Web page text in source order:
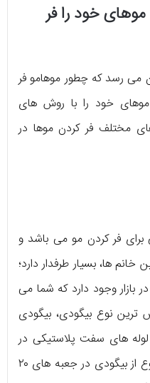
خود را فر
می رسد که چطور موهامو فر
خود را با روش های
مختلف فر کردن موها در
فر کردن مو می باشد و
ها، بسیار طرفدار دارد؛
بازار وجود دارد که شما می
ترین نوع بیگودی، بیگودی
های سفت پلاستیکی در
اندازه های متنوع می باشد؛ این نوع از بیگودی در جعبه های ۲۰